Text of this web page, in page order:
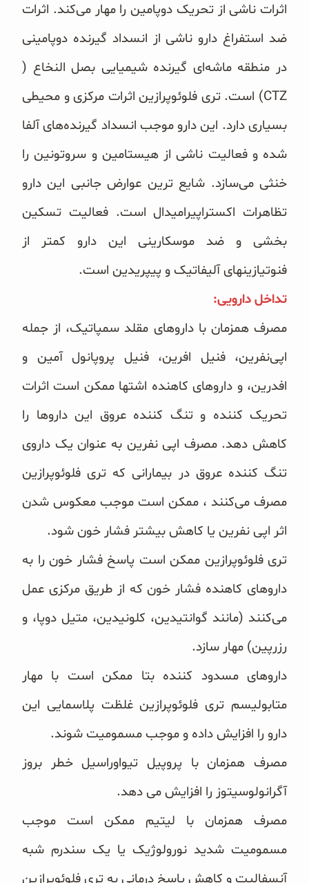
اثرات ناشی از ‏تحریک دوپامین را مهار می‌کند. اثرات
ضد استفراغ دارو ناشی از انسداد گیرنده دوپامینی
در منطقه ماشه‌ای گیرنده شیمیایی ‏بصل النخاع (
‏CTZ‏) است. تری فلوئوپرازین اثرات مرکزی و محیطی
بسیاری دارد. این دارو موجب انسداد گیرنده‌های ‏آلفا
شده و فعالیت ناشی از هیستامین و سروتونین را
خنثی می‌سازد. شایع ترین عوارض جانبی این دارو
تظاهرات ‏اکستراپیرامیدال است. فعالیت تسکین
بخشی و ضد موسکارینی این دارو کمتر از
فنوتیازینهای آلیفاتیک و پیپریدین است. ‏
تداخل دارویی:‏
مصرف همزمان با داروهای مقلد سمپاتیک، از جمله
اپی‌نفرین، فنیل افرین، فنیل پروپانول آمین و
افدرین، و داروهای کاهنده ‏اشتها ممکن است اثرات
تحریک کننده و تنگ کننده عروق این داروها را
کاهش دهد. مصرف اپی نفرین به عنوان یک داروی
‏تنگ کننده عروق در بیمارانی که تری فلوئوپرازین
مصرف می‌کنند ، ممکن است موجب معکوس شدن
اثر اپی نفرین یا ‏کاهش بیشتر فشار خون شود.
تری فلوئوپرازین ممکن است پاسخ فشار خون را به
داروهای کاهنده فشار خون که از طریق مرکزی عمل
می‌کنند (مانند ‏گوانتیدین، کلونیدین، متیل دوپا، و
رزرپین) مهار سازد.
داروهای مسدود کننده بتا ممکن است با مهار
متابولیسم تری فلوئوپرازین غلظت پلاسمایی این
دارو را افزایش داده و موجب ‏مسمومیت شوند.
مصرف همزمان با پروپیل تیواوراسیل خطر بروز
آگرانولوسیتوز را افزایش می‌ دهد.
مصرف همزمان با لیتیم ممکن است موجب
مسمومیت شدید نورولوژیک یا یک سندرم شبه
آنسفالیت و کاهش پاسخ درمانی به ‏تری فلوئوپرازین